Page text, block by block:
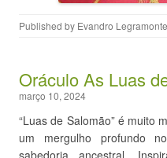
Published by Evandro Legramonte
Oráculo As Luas
março 10, 2024
“Luas de Salomão” é muito
um mergulho profundo
sabedoria ancestral.